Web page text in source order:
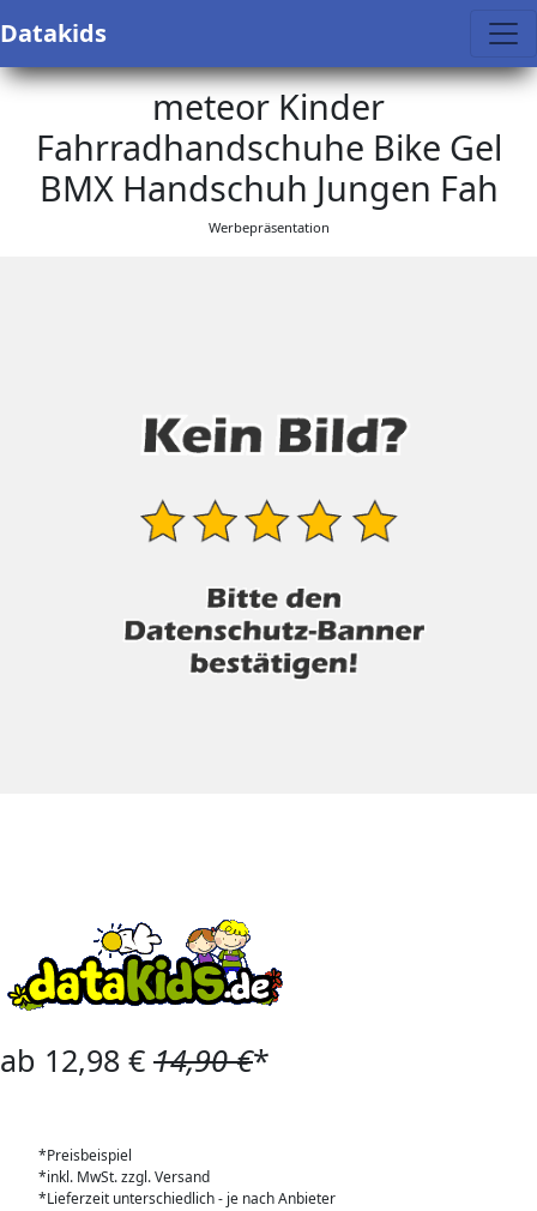
Datakids
meteor Kinder
Fahrradhandschuhe Bike Gel
BMX Handschuh Jungen Fah
Werbepräsentation
ab 12,98 € 14,90 €*
*Preisbeispiel
*inkl. MwSt. zzgl. Versand
*Lieferzeit unterschiedlich - je nach Anbieter